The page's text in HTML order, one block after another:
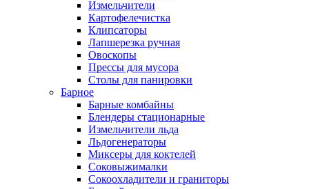
Измельчители
Картофелечистка
Клипсаторы
Лапшерезка ручная
Овоскопы
Прессы для мусора
Столы для панировки
Барное
Барные комбайны
Блендеры стационарные
Измельчители льда
Льдогенераторы
Миксеры для коктелей
Соковыжималки
Сокоохладители и граниторы